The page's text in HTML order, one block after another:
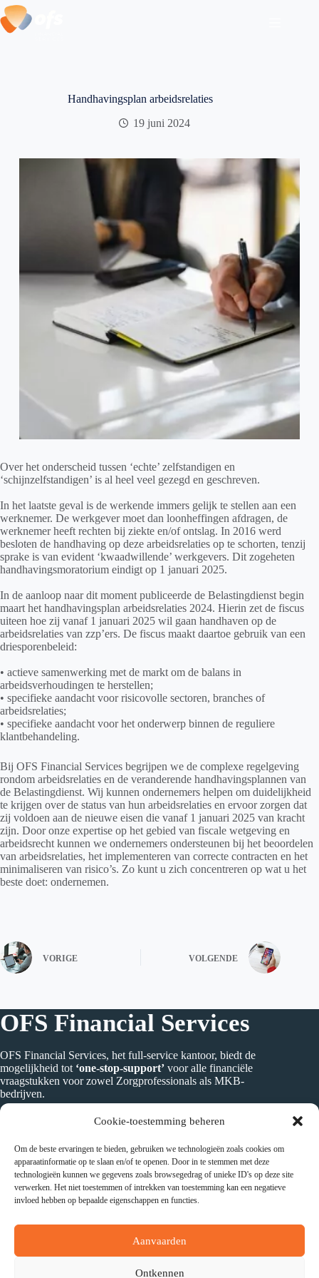
Cookie-toestemming beheren
Om de beste ervaringen te bieden, gebruiken we technologieën zoals cookies om
apparaatinformatie op te slaan en/of te openen. Door in te stemmen met deze
technologieën kunnen we gegevens zoals browsegedrag of unieke ID's op deze site
verwerken. Het niet toestemmen of intrekken van toestemming kan een negatieve
invloed hebben op bepaalde eigenschappen en functies.
Aanvaarden
Ontkennen
Ga
naar
de
Handhavingsplan arbeidsrelaties
19 juni 2024
Over het onderscheid tussen ‘echte’ zelfstandigen en
‘schijnzelfstandigen’ is al heel veel gezegd en geschreven.
In het laatste geval is de werkende immers gelijk te stellen aan een
werknemer. De werkgever moet dan loonheffingen afdragen, de
werknemer heeft rechten bij ziekte en/of ontslag. In 2016 werd
besloten de handhaving op deze arbeidsrelaties op te schorten, tenzij
sprake is van evident ‘kwaadwillende’ werkgevers. Dit zogeheten
handhavingsmoratorium eindigt op 1 januari 2025.
In de aanloop naar dit moment publiceerde de Belastingdienst begin
maart het handhavingsplan arbeidsrelaties 2024. Hierin zet de fiscus
uiteen hoe zij vanaf 1 januari 2025 wil gaan handhaven op de
arbeidsrelaties van zzp’ers. De fiscus maakt daartoe gebruik van een
driesporenbeleid:
• actieve samenwerking met de markt om de balans in
arbeidsverhoudingen te herstellen;
• specifieke aandacht voor risicovolle sectoren, branches of
arbeidsrelaties;
• specifieke aandacht voor het onderwerp binnen de reguliere
klantbehandeling.
Bij OFS Financial Services begrijpen we de complexe regelgeving
rondom arbeidsrelaties en de veranderende handhavingsplannen van
de Belastingdienst. Wij kunnen ondernemers helpen om duidelijkheid
te krijgen over de status van hun arbeidsrelaties en ervoor zorgen dat
zij voldoen aan de nieuwe eisen die vanaf 1 januari 2025 van kracht
zijn. Door onze expertise op het gebied van fiscale wetgeving en
arbeidsrecht kunnen we ondernemers ondersteunen bij het beoordelen
van arbeidsrelaties, het implementeren van correcte contracten en het
minimaliseren van risico’s. Zo kunt u zich concentreren op wat u het
beste doet: ondernemen.
VORIGE VOLGENDE
OFS Financial Services
OFS Financial Services, het full-service kantoor, biedt de
mogelijkheid tot‘one-stop-support’ voor alle financiële
vraagstukken voor zowel Zorgprofessionals als MKB-
bedrijven.
Adres
Daltonstraat 1
3335LR Zwijndrecht